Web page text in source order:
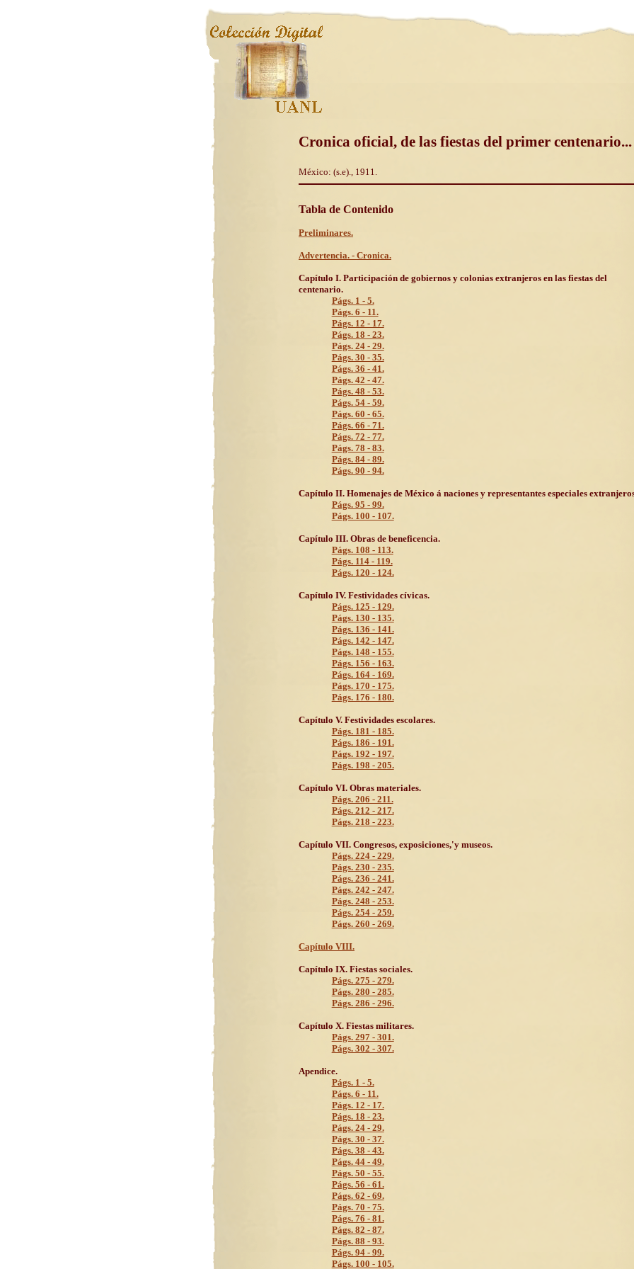
Cronica oficial, de las fiestas del primer centenario...
México: (s.e)., 1911.
Tabla de Contenido
Preliminares.
Advertencia. - Cronica.
Capítulo I. Participación de gobiernos y colonias extranjeros en las fiestas del
centenario.
Págs. 1 - 5.
Págs. 6 - 11.
Págs. 12 - 17.
Págs. 18 - 23.
Págs. 24 - 29.
Págs. 30 - 35.
Págs. 36 - 41.
Págs. 42 - 47.
Págs. 48 - 53.
Págs. 54 - 59.
Págs. 60 - 65.
Págs. 66 - 71.
Págs. 72 - 77.
Págs. 78 - 83.
Págs. 84 - 89.
Págs. 90 - 94.
Capítulo II. Homenajes de México á naciones y representantes especiales
Págs. 95 - 99.
Págs. 100 - 107.
Capítulo III. Obras de beneficencia.
Págs. 108 - 113.
Págs. 114 - 119.
Págs. 120 - 124.
Capítulo IV. Festividades cívicas.
Págs. 125 - 129.
Págs. 130 - 135.
Págs. 136 - 141.
Págs. 142 - 147.
Págs. 148 - 155.
Págs. 156 - 163.
Págs. 164 - 169.
Págs. 170 - 175.
Págs. 176 - 180.
Capítulo V. Festividades escolares.
Págs. 181 - 185.
Págs. 186 - 191.
Págs. 192 - 197.
Págs. 198 - 205.
Capítulo VI. Obras materiales.
Págs. 206 - 211.
Págs. 212 - 217.
Págs. 218 - 223.
Capítulo VII. Congresos, exposiciones,'y museos.
Págs. 224 - 229.
Págs. 230 - 235.
Págs. 236 - 241.
Págs. 242 - 247.
Págs. 248 - 253.
Págs. 254 - 259.
Págs. 260 - 269.
Capítulo VIII.
Capítulo IX. Fiestas sociales.
Págs. 275 - 279.
Págs. 280 - 285.
Págs. 286 - 296.
Capítulo X. Fiestas militares.
Págs. 297 - 301.
Págs. 302 - 307.
Apendice.
Págs. 1 - 5.
Págs. 6 - 11.
Págs. 12 - 17.
Págs. 18 - 23.
Págs. 24 - 29.
Págs. 30 - 37.
Págs. 38 - 43.
Págs. 44 - 49.
Págs. 50 - 55.
Págs. 56 - 61.
Págs. 62 - 69.
Págs. 70 - 75.
Págs. 76 - 81.
Págs. 82 - 87.
Págs. 88 - 93.
Págs. 94 - 99.
Págs. 100 - 105.